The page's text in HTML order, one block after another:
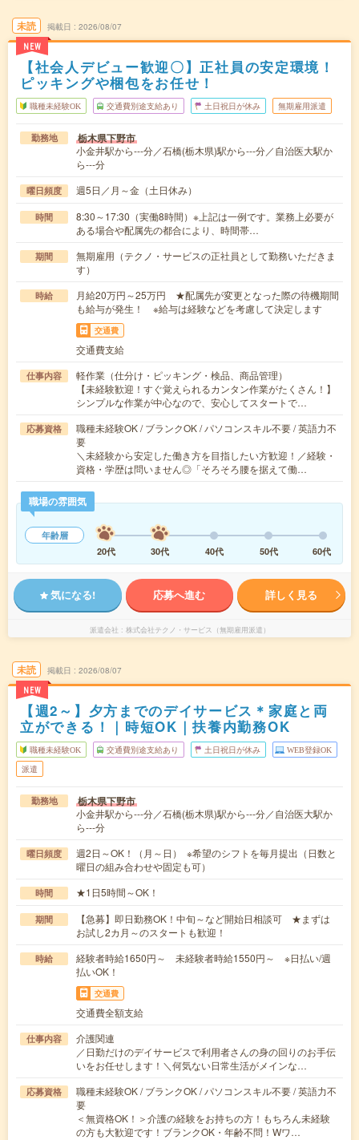
未読
NEW
掲載日 2026/08/07
【社会人デビュー歓迎〇】正社員の安定環境！
ピッキングや梱包をお任せ！
職種未経験OK 交通費別途支給あり 土日祝日が休み 無期雇用派遣
勤務地 栃木県下野市
小金井駅から---分／石橋(栃木県)駅から---分／自治医大駅か
ら---分
曜日頻度 週5日／月～金（土日休み）
時間
8:30～17:30（実働8時間）※上記は一例です。業務上必要が
ある場合や配属先の都合により、時間帯…
期間
無期雇用（テクノ・サービスの正社員として勤務いただきま
す）
時給
月給20万円～25万円 ★配属先が変更となった際の待機期間
も給与が発生！ ※給与は経験などを考慮して決定します
交通費
交通費支給
仕事内容
軽作業（仕分け・ピッキング・検品、商品管理）
【未経験歓迎！すぐ覚えられるカンタン作業がたくさん！】
シンプルな作業が中心なので、安心してスタートで…
応募資格
職種未経験OK / ブランクOK / パソコンスキル不要 / 英語力不
要
＼未経験から安定した働き方を目指したい方歓迎！／経験・
資格・学歴は問いません◎「そろそろ腰を据えて働…
職場の雰囲気
年齢層
20代
30代 40代 50代 60代
気になる! 応募へ進む 詳しく見る
派遣会社 株式会社テクノ・サービス（無期雇用派遣）
未読
NEW
掲載日 2026/08/07
【週2～】夕方までのデイサービス＊家庭と両
立ができる！｜時短OK｜扶養内勤務OK
職種未経験OK 交通費別途支給あり 土日祝日が休み WEB登録OK
派遣
勤務地 栃木県下野市
小金井駅から---分／石橋(栃木県)駅から---分／自治医大駅か
ら---分
曜日頻度
週2日～OK！（月～日） ※希望のシフトを毎月提出（日数と
曜日の組み合わせや固定も可）
時間 ★1日5時間～OK！
期間
【急募】即日勤務OK！中旬～など開始日相談可 ★まずは
お試し2カ月～のスタートも歓迎！
時給
経験者時給1650円～ 未経験者時給1550円～ ※日払い/週
払いOK！
交通費
交通費全額支給
仕事内容
介護関連
／日勤だけのデイサービスで利用者さんの身の回りのお手伝
いをお任せします！＼何気ない日常生活がメインな…
応募資格
職種未経験OK / ブランクOK / パソコンスキル不要 / 英語力不
要
＜無資格OK！＞介護の経験をお持ちの方！もちろん未経験
の方も大歓迎です！ブランクOK・年齢不問！Wワ…